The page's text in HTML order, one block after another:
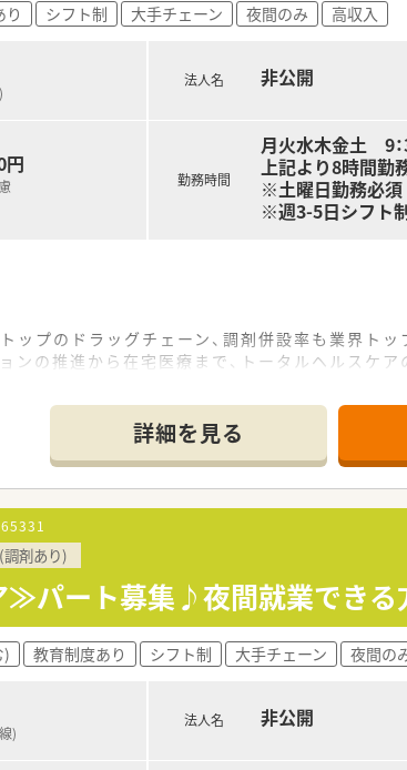
り シフト制 大手チェーン 夜間のみ 高収入
円
法人名 非公開
勤務時間
月火水木金土 9：
上記より8時間勤
※土曜日勤務必須
※週3-5日シフト
プのドラッグチェーン、調剤併設率も業界トップ
の推進から在宅医療まで、トータルヘルスケア
併設化にできるよう積極的に推進していきます。
自由なキャリアパスを描くことができます。
ャリストから、本社で経営を担う幹部まで最大限
要なポジションも薬剤師が担当しています。
富な社内研修や外部組織と連携した研修を用意
ける職場環境を創っていきます！
務ができるように時短制度の延長をしていき
が可能で、時短制度は小学5年生まで時短勤務
詳細を見る
調剤あり)
≫パート募集♪夜間就業でき
) 教育制度あり シフト制 大手チェーン 夜間の
)
法人名 非公開